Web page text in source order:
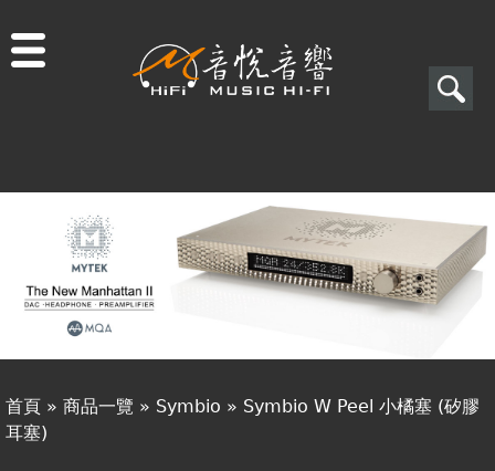
搜
表
單
搜
尋
商品一覽
二手專區
視聽專欄
購物須知
您
首頁 » 商品一覽 » Symbio » Symbio W Peel 小橘塞 (矽膠
耳塞)